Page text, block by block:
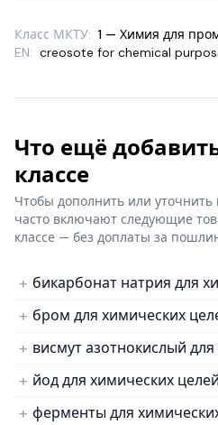
Класс МКТУ: 1 — Химия для
EN: creosote for chemical
Что ещё
классе
Чтобы дополнить или уточнить
часто включают следующие
классе — без доплаты за
бикарбонат натрия для
бром для химических
висмут азотнокислый
йод для химических целей
ферменты для